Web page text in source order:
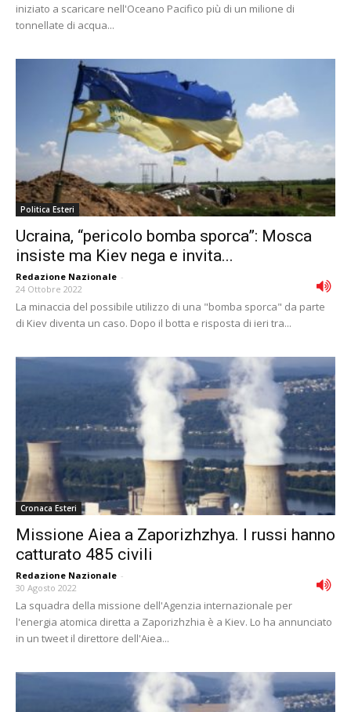
iniziato a scaricare nell'Oceano Pacifico più di un milione di
tonnellate di acqua...
Politica Esteri
Ucraina, “pericolo bomba sporca”: Mosca
insiste ma Kiev nega e invita...
Redazione Nazionale -
24 Ottobre 2022
La minaccia del possibile utilizzo di una "bomba sporca" da parte
di Kiev diventa un caso. Dopo il botta e risposta di ieri tra...
Cronaca Esteri
Missione Aiea a Zaporizhzhya. I russi hanno
catturato 485 civili
Redazione Nazionale -
30 Agosto 2022
La squadra della missione dell'Agenzia internazionale per
l'energia atomica diretta a Zaporizhzhia è a Kiev. Lo ha annunciato
in un tweet il direttore dell'Aiea...